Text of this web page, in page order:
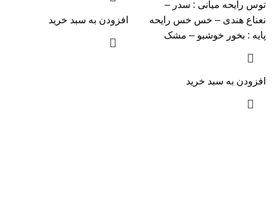
توس رايحه ميانی : سدر –
نعناع هندی – خس خس رايحه
پایه : بخور خوشبو – مشک
افزودن به سبد خرید
افزودن به سبد خرید